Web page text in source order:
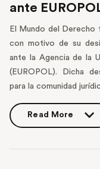
ante
El Mundo del Derecho
con motivo de su
ante la Agencia de la
(EUROPOL). Dicha
para la comunidad
Read More